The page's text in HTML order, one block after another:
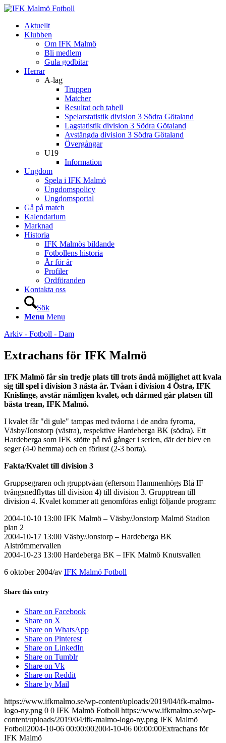
Aktuellt
Klubben
Om IFK Malmö
Bli medlem
Gula godbitar
Herrar
A-lag
Truppen
Matcher
Resultat och tabell
Spelarstatistik division 3 Södra Götaland
Lagstatistik division 3 Södra Götaland
Avstängda division 3 Södra Götaland
Övergångar
U19
Information
Ungdom
Spela i IFK Malmö
Ungdomspolicy
Ungdomsportal
Gå på match
Kalendarium
Marknad
Historia
IFK Malmös bildande
Fotbollens historia
År för år
Profiler
Ordföranden
Kontakta oss
Sök
Menu Menu
Arkiv - Fotboll - Dam
Extrachans för IFK Malmö
IFK Malmö får sin tredje plats till trots ändå möjlighet att kvala
sig till spel i division 3 nästa år. Tvåan i division 4 Östra, IFK
Knislinge, avstår nämligen kvalet, och därmed går platsen till
bästa trean, IFK Malmö.
I kvalet får "di gule" tampas med tvåorna i de andra fyrorna,
Väsby/Jonstorp (västra), respektive Hardeberga BK (södra). Ett
Hardeberga som IFK stötte på två gånger i serien, där det blev en
seger (4-0 hemma) och en förlust (2-3 borta).
Fakta/Kvalet till division 3
Gruppsegraren och grupptvåan (eftersom Hammenhögs Blå IF
tvångsnedflyttas till division 4) till division 3. Grupptrean till
division 4. Kvalet kommer att genomföras enligt följande program:
2004-10-10 13:00 IFK Malmö – Väsby/Jonstorp Malmö Stadion
plan 2
2004-10-17 13:00 Väsby/Jonstorp – Hardeberga BK
Alströmmervallen
2004-10-23 13:00 Hardeberga BK – IFK Malmö Knutsvallen
6 oktober 2004/av IFK Malmö Fotboll
Share this entry
Share on Facebook
Share on X
Share on WhatsApp
Share on Pinterest
Share on LinkedIn
Share on Tumblr
Share on Vk
Share on Reddit
Share by Mail
https://www.ifkmalmo.se/wp-content/uploads/2019/04/ifk-malmo-
logo-ny.png 0 0 IFK Malmö Fotboll https://www.ifkmalmo.se/wp-
content/uploads/2019/04/ifk-malmo-logo-ny.png IFK Malmö
Fotboll2004-10-06 00:00:002004-10-06 00:00:00Extrachans för
IFK Malmö